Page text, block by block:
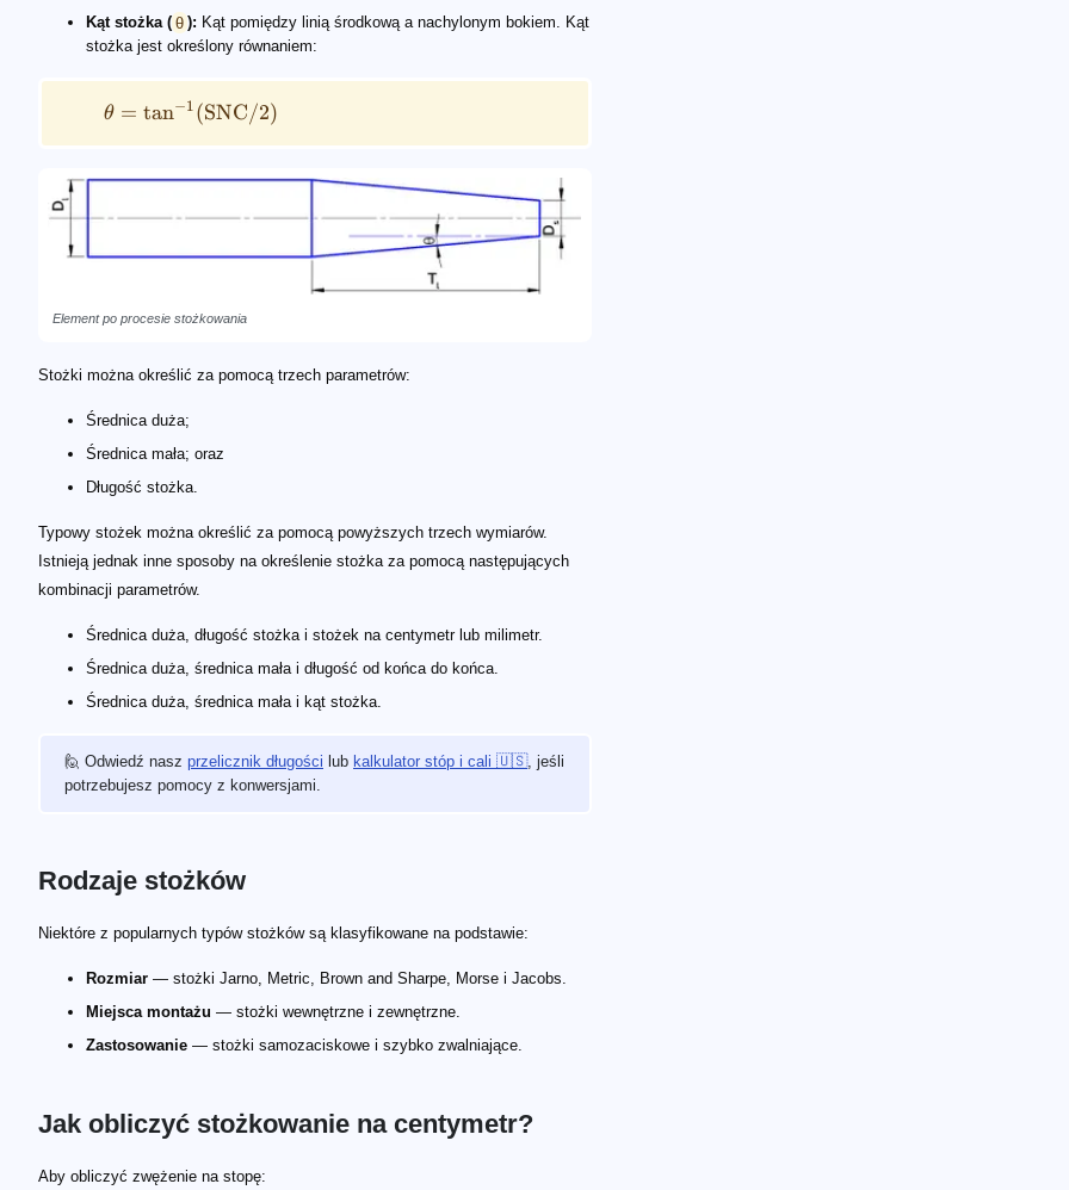
Kąt stożka ( θ ): Kąt pomiędzy linią środkową a nachylonym bokiem. Kąt
stożka jest określony równaniem:
θ = tan−1 (SNC/2)
Element po procesie stożkowania
Stożki można określić za pomocą trzech parametrów:
Średnica duża;
Średnica mała; oraz
Długość stożka.
Typowy stożek można określić za pomocą powyższych trzech wymiarów.
Istnieją jednak inne sposoby na określenie stożka za pomocą następujących
kombinacji parametrów.
Średnica duża, długość stożka i stożek na centymetr lub milimetr.
Średnica duża, średnica mała i długość od końca do końca.
Średnica duża, średnica mała i kąt stożka.
🙋 Odwiedź nasz przelicznik długości lub kalkulator stóp i cali 🇺🇸, jeśli
potrzebujesz pomocy z konwersjami.
Rodzaje stożków
Niektóre z popularnych typów stożków są klasyfikowane na podstawie:
Rozmiar — stożki Jarno, Metric, Brown and Sharpe, Morse i Jacobs.
Miejsca montażu — stożki wewnętrzne i zewnętrzne.
Zastosowanie — stożki samozaciskowe i szybko zwalniające.
Jak obliczyć stożkowanie na centymetr?
Aby obliczyć zwężenie na stopę:
D_\mathrm{l}
D_\mathrm{s}
T_\mathrm{l}